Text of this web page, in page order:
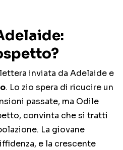
inviata da Adelaide e
. Lo zio spera di ricucire un
passate, ma Odile
convinta che si tratti
La giovane
e la crescente